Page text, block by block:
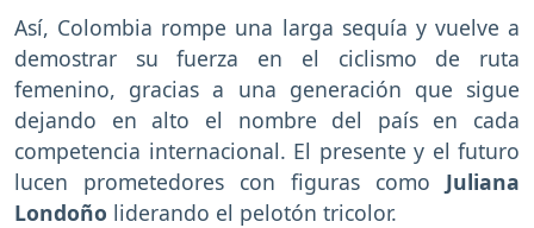
Así, Colombia rompe una larga sequía y vuelve a
demostrar su fuerza en el ciclismo de ruta
femenino, gracias a una generación que sigue
dejando en alto el nombre del país en cada
competencia internacional. El presente y el futuro
lucen prometedores con figuras como Juliana
Londoño liderando el pelotón tricolor.